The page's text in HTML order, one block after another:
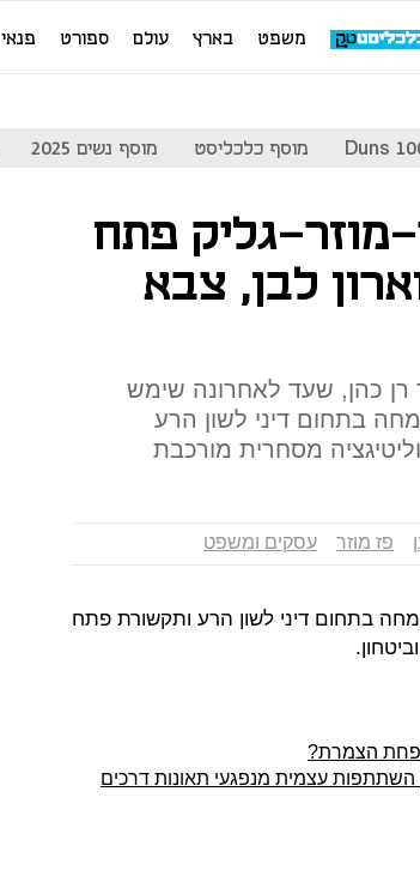
משפט בארץ עולם ספורט פנאי
Duns מוסף כלכליסט מוסף נשים 2025
מוזר-גליק פתח
לבן, צבא
כהן, שעד לאחרונה שימש
בתחום דיני לשון הרע
מסחרית מורכבת
פז מוזר עסקים ומשפט
בתחום דיני לשון הרע ותקשורת פתח
הצמרת?
השתתפות עצמית מנפגעי תאונות דרכים